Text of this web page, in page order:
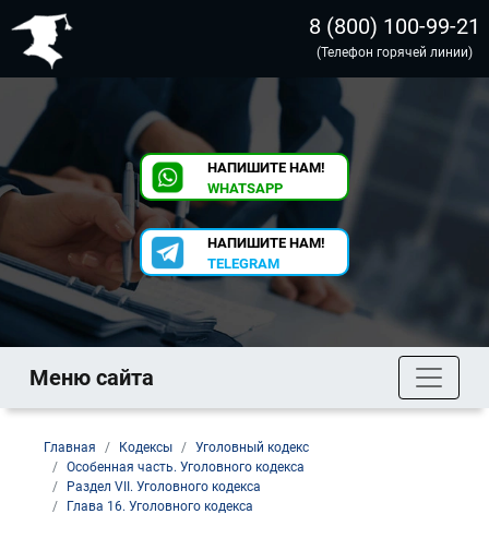
8 (800) 100-99-21
(Телефон горячей линии)
НАПИШИТЕ НАМ!
WHATSAPP
НАПИШИТЕ НАМ!
TELEGRAM
Меню сайта
Главная Кодексы
Уголовный кодекс
Особенная часть. Уголовного кодекса
Раздел VII. Уголовного кодекса
Глава 16. Уголовного кодекса